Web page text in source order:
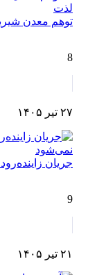
توهم معدن
8
۲۷ تیر ۱۴۰۵
جریان زاینده‌رود تا ۱۵ شهریور ادامه دارد؛ آب بسته
9
۲۱ تیر ۱۴۰۵